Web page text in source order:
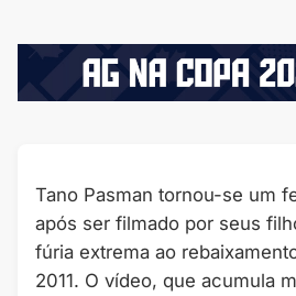
Tano Pasman tornou-se um
após ser filmado por seus
fúria extrema ao
2011. O vídeo, que acumula